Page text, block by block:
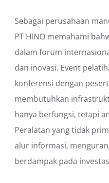
Sebagai perusahaan
PT HINO memahami
dalam forum
dan inovasi. Event
konferensi dengan
membutuhkan
hanya berfungsi, tetapi
Peralatan yang tidak
alur informasi,
berdampak pada